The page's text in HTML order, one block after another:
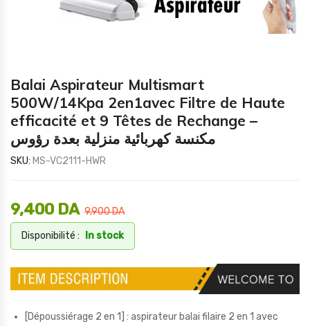
Balai Aspirateur Multismart
500W/14Kpa 2en1avec Filtre de Haute
efficacité et 9 Têtes de Rechange –
مكنسة كهربائية منزلية بعدة رؤوس
SKU: MS-VC2111-HWR
9,900DA
9,400 DA
Disponibilité : In stock
[Dépoussiérage 2 en 1] : aspirateur balai filaire 2 en 1 avec